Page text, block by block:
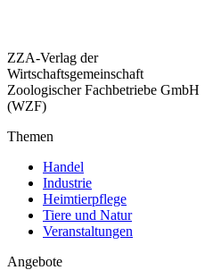
ZZA-Verlag der
Wirtschaftsgemeinschaft
Zoologischer Fachbetriebe GmbH
(WZF)
Themen
Handel
Industrie
Heimtierpflege
Tiere und Natur
Veranstaltungen
Angebote